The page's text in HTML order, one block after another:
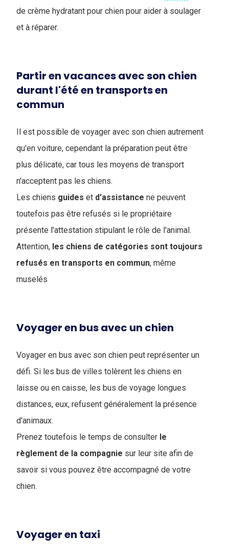
de crème hydratant pour chien pour aider à soulager
et à réparer.
Partir en vacances avec son chien
durant l'été en transports en
commun
Il est possible de voyager avec son chien autrement
qu'en voiture, cependant la préparation peut être
plus délicate, car tous les moyens de transport
n'acceptent pas les chiens.
Les chiens guides et d'assistance ne peuvent
toutefois pas être refusés si le propriétaire
présente l'attestation stipulant le rôle de l'animal.
Attention, les chiens de catégories sont toujours
refusés en transports en commun, même
muselés
Voyager en bus avec un chien
Voyager en bus avec son chien peut représenter un
défi. Si les bus de villes tolèrent les chiens en
laisse ou en caisse, les bus de voyage longues
distances, eux, refusent généralement la présence
d'animaux.
Prenez toutefois le temps de consulter le
règlement de la compagnie sur leur site afin de
savoir si vous pouvez être accompagné de votre
chien.
Voyager en taxi